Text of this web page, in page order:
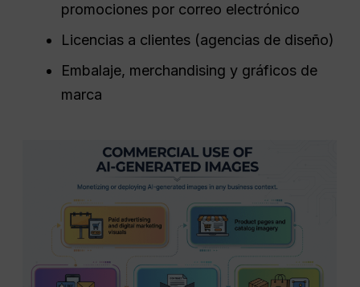
promociones por correo electrónico
Licencias a clientes (agencias de diseño)
Embalaje, merchandising y gráficos de
marca